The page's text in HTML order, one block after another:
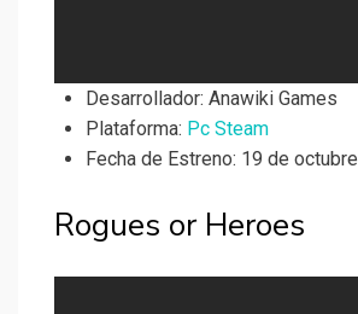
Desarrollador: Anawiki Games
Plataforma: Pc Steam
Fecha de Estreno: 19 de octubre
Rogues or Heroes